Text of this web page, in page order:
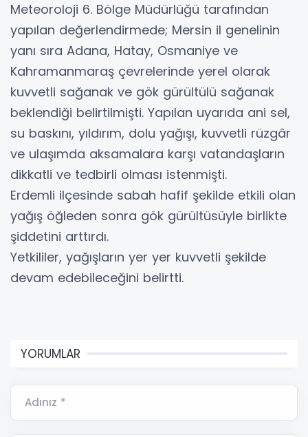
Meteoroloji 6. Bölge Müdürlüğü tarafından
yapılan değerlendirmede; Mersin il genelinin
yanı sıra Adana, Hatay, Osmaniye ve
Kahramanmaraş çevrelerinde yerel olarak
kuvvetli sağanak ve gök gürültülü sağanak
beklendiği belirtilmişti. Yapılan uyarıda ani sel,
su baskını, yıldırım, dolu yağışı, kuvvetli rüzgâr
ve ulaşımda aksamalara karşı vatandaşların
dikkatli ve tedbirli olması istenmişti.
Erdemli ilçesinde sabah hafif şekilde etkili olan
yağış öğleden sonra gök gürültüsüyle birlikte
şiddetini arttırdı.
Yetkililer, yağışların yer yer kuvvetli şekilde
devam edebileceğini belirtti.
YORUMLAR
Adınız *